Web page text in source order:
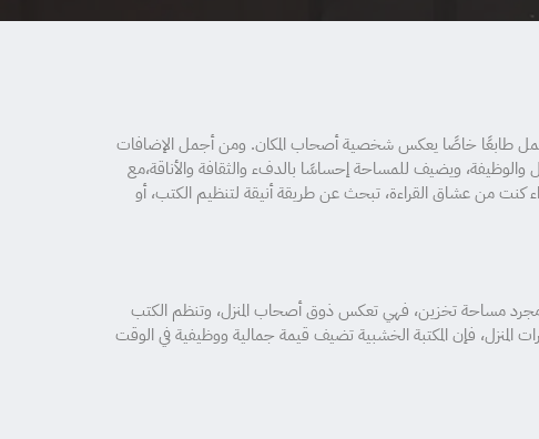
طابعًا خاصًا يعكس شخصية أصحاب المكان. ومن أجمل الإضافات
والوظيفة، ويضيف للمساحة إحساسًا بالدفء والثقافة والأناقة،مع
من عشاق القراءة، تبحث عن طريقة أنيقة لتنظيم الكتب، أو
مجرد مساحة تخزين، فهي تعكس ذوق أصحاب المنزل، وتنظم الكتب
المنزل، فإن المكتبة الخشبية تضيف قيمة جمالية ووظيفية في الوقت